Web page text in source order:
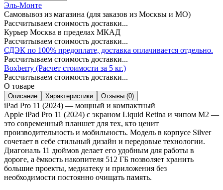
Эль-Монте
Самовывоз из магазина (для заказов из Москвы и МО)
Рассчитываем стоимость доставки...
Курьер Москва в пределах МКАД
Рассчитываем стоимость доставки...
СДЭК по 100% предоплате, доставка оплачивается отдельно.
Рассчитываем стоимость доставки...
Boxberry (Расчет стоимости за 5 кг.)
Рассчитываем стоимость доставки...
О товаре
Описание Характеристики Отзывы (0)
iPad Pro 11 (2024) — мощный и компактный
Apple iPad Pro 11 (2024) с экраном Liquid Retina и чипом M2 —
это современный планшет для тех, кто ценит
производительность и мобильность. Модель в корпусе Silver
сочетает в себе стильный дизайн и передовые технологии.
Диагональ 11 дюймов делает его удобным для работы в
дороге, а ёмкость накопителя 512 ГБ позволяет хранить
большие проекты, медиатеку и приложения без
необходимости постоянно очищать память.